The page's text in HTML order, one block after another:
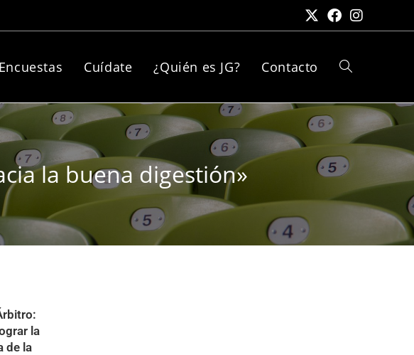
Encuestas Cuídate ¿Quién es JG? Contacto
la buena digestión»
la
de la